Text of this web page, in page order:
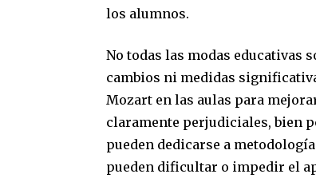
los alumnos.
No todas las modas educativas
cambios ni medidas
Mozart en las aulas para
claramente perjudiciales, bien
pueden dedicarse a
pueden dificultar o impedir el